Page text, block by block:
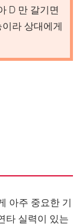
D 만 갈기면
라 상대에게
아주 중요한 기
타 실력이 있는